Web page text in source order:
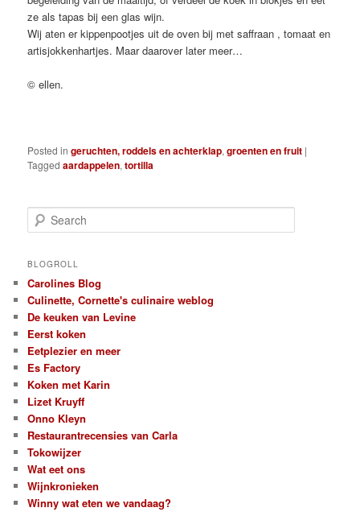
ze als tapas bij een glas wijn.
Wij aten er kippenpootjes uit de oven bij met saffraan , tomaat en
artisjokkenhartjes. Maar daarover later meer…
© ellen.
Posted in geruchten, roddels en achterklap,groenten en fruit |
Tagged aardappelen,tortilla
e
r
h
BLOGROLL
Carolines Blog
Culinette, Cornette's culinaire weblog
De keuken van Levine
Eerst koken
Eetplezier en meer
Es Factory
Koken met Karin
Lizet Kruyff
Onno Kleyn
Restaurantrecensies van Carla
Tokowijzer
Wat eet ons
Wijnkronieken
Winny wat eten we vandaag?